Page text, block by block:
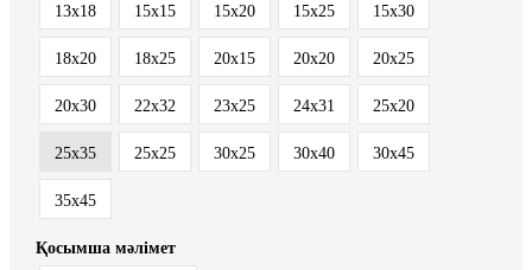
13x18 15x15 15x20 15x25 15x30
18x20 18x25 20x15 20x20 20x25
20x30 22x32 23x25 24x31 25x20
25x35 25х25 30x25 30x40 30x45
35x45
Қосымша мәлімет